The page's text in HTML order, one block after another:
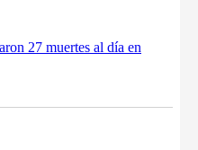
27 muertes al día en